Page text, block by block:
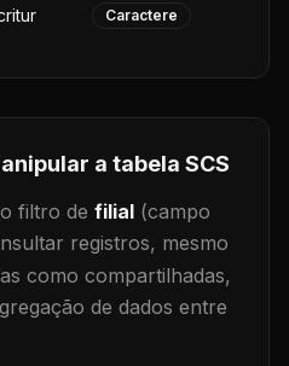
Caractere
a tabela SCS
filtro de filial (campo
registros, mesmo
como compartilhadas,
de dados entre